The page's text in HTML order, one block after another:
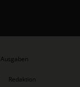
Ausgaben
Redaktion